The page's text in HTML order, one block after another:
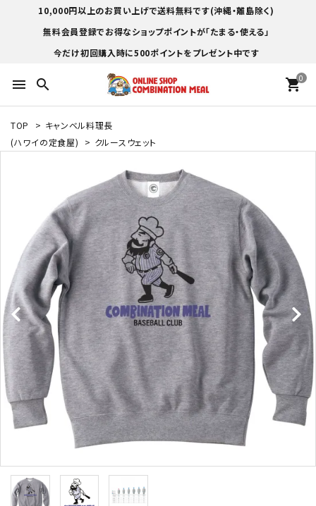
10,000円以上のお買い上げで送料無料です(沖縄・離島除く)
無料会員登録でお得なショップポイントが「たまる・使える」
今だけ初回購入時に500ポイントをプレゼント中です
menu search 0
shopping_cart
TOP > キャンベル料理長
(ハワイの定食屋)
> クルースウェット